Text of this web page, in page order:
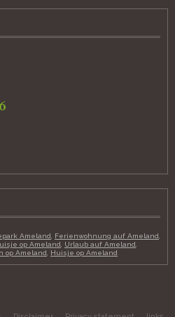
Ameland Ferienwohnung auf Ameland
op Ameland Urlaub auf Ameland
op Ameland Huisje op Ameland